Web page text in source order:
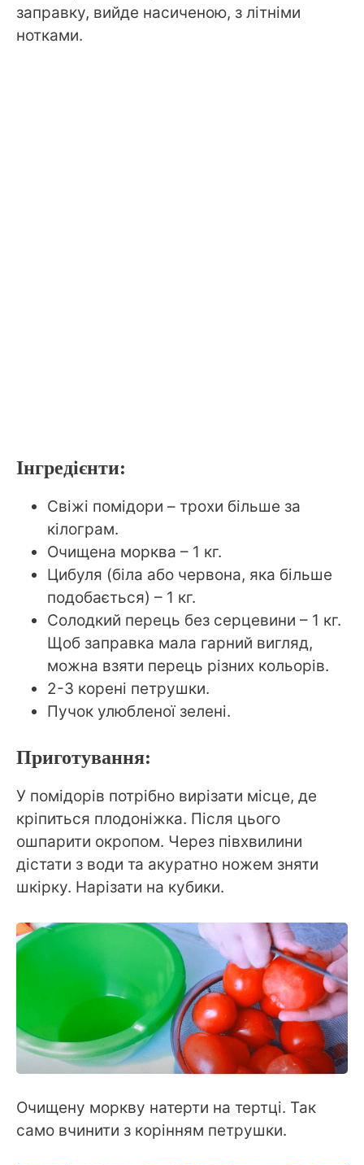
заправку, вийде насиченою, з літніми
нотками.
Інгредієнти:
Свіжі помідори – трохи більше за
кілограм.
Очищена морква – 1 кг.
Цибуля (біла або червона, яка більше
подобається) – 1 кг.
Солодкий перець без серцевини – 1 кг.
Щоб заправка мала гарний вигляд,
можна взяти перець різних кольорів.
2-3 корені петрушки.
Пучок улюбленої зелені.
Приготування:
У помідорів потрібно вирізати місце, де
кріпиться плодоніжка. Після цього
ошпарити окропом. Через півхвилини
дістати з води та акуратно ножем зняти
шкірку. Нарізати на кубики.
Очищену моркву натерти на тертці. Так
само вчинити з корінням петрушки.